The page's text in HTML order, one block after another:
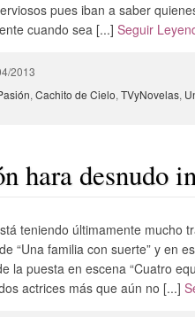
pues iban a saber
cuando sea [...]Seguir
2013
, Cachito de Cielo, TVyNovelas,
hara desnudo
teniendo últimamente mucho
“Una familia con suerte” y en
la puesta en escena “Cuatro
actrices más que aún no [...]